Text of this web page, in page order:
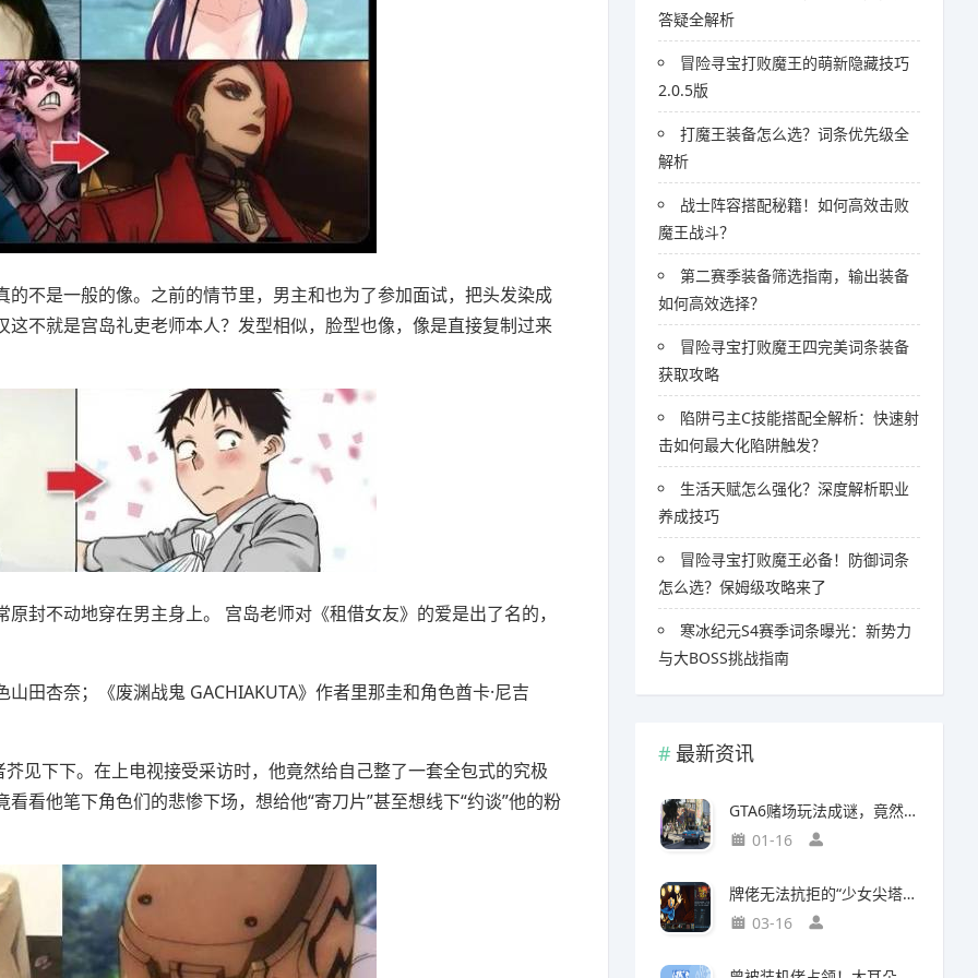
不是一般的像。之前的情节里，男主和也为了参加面试，把头发染成
不就是宫岛礼吏老师本人？发型相似，脸型也像，像是直接复制过来
封不动地穿在男主身上。 宫岛老师对《租借女友》的爱是出了名的，
田杏奈；《废渊战鬼 GACHIAKUTA》作者里那圭和角色酋卡·尼吉
见下下。在上电视接受采访时，他竟然给自己整了一套全包式的究极
看他笔下角色们的悲惨下场，想给他“寄刀片”甚至想线下“约谈”他的粉
答疑全解析
冒险寻宝打败魔王的萌新隐藏技巧
2.0.5版
打魔王装备怎么选？词条优先级全
解析
战士阵容搭配秘籍！如何高效击败
魔王战斗？
第二赛季装备筛选指南，输出装备
如何高效选择？
冒险寻宝打败魔王四完美词条装备
获取攻略
陷阱弓主C技能搭配全解析：快速射
击如何最大化陷阱触发？
生活天赋怎么强化？深度解析职业
养成技巧
冒险寻宝打败魔王必备！防御词条
怎么选？保姆级攻略来了
寒冰纪元S4赛季词条曝光：新势力
与大BOSS挑战指南
最新资讯
GTA6赌场玩法成谜，竟然面临全球50国封禁风险
01-16
牌佬无法抗拒的“少女尖塔”竟然是个搜打撤？
03-16